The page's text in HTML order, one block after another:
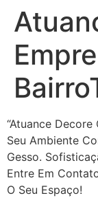
“Atuance Decore
Seu Ambiente
Gesso.
Entre Em
O Seu Espaço!